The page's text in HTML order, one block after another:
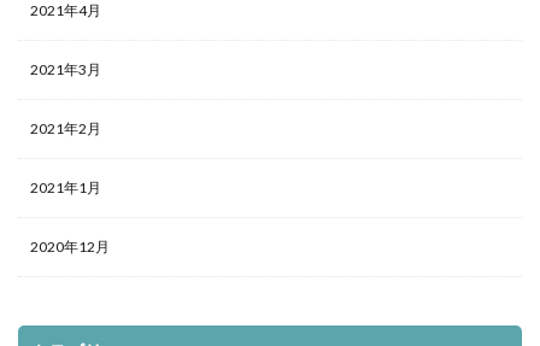
2021年4月
2021年3月
2021年2月
2021年1月
2020年12月